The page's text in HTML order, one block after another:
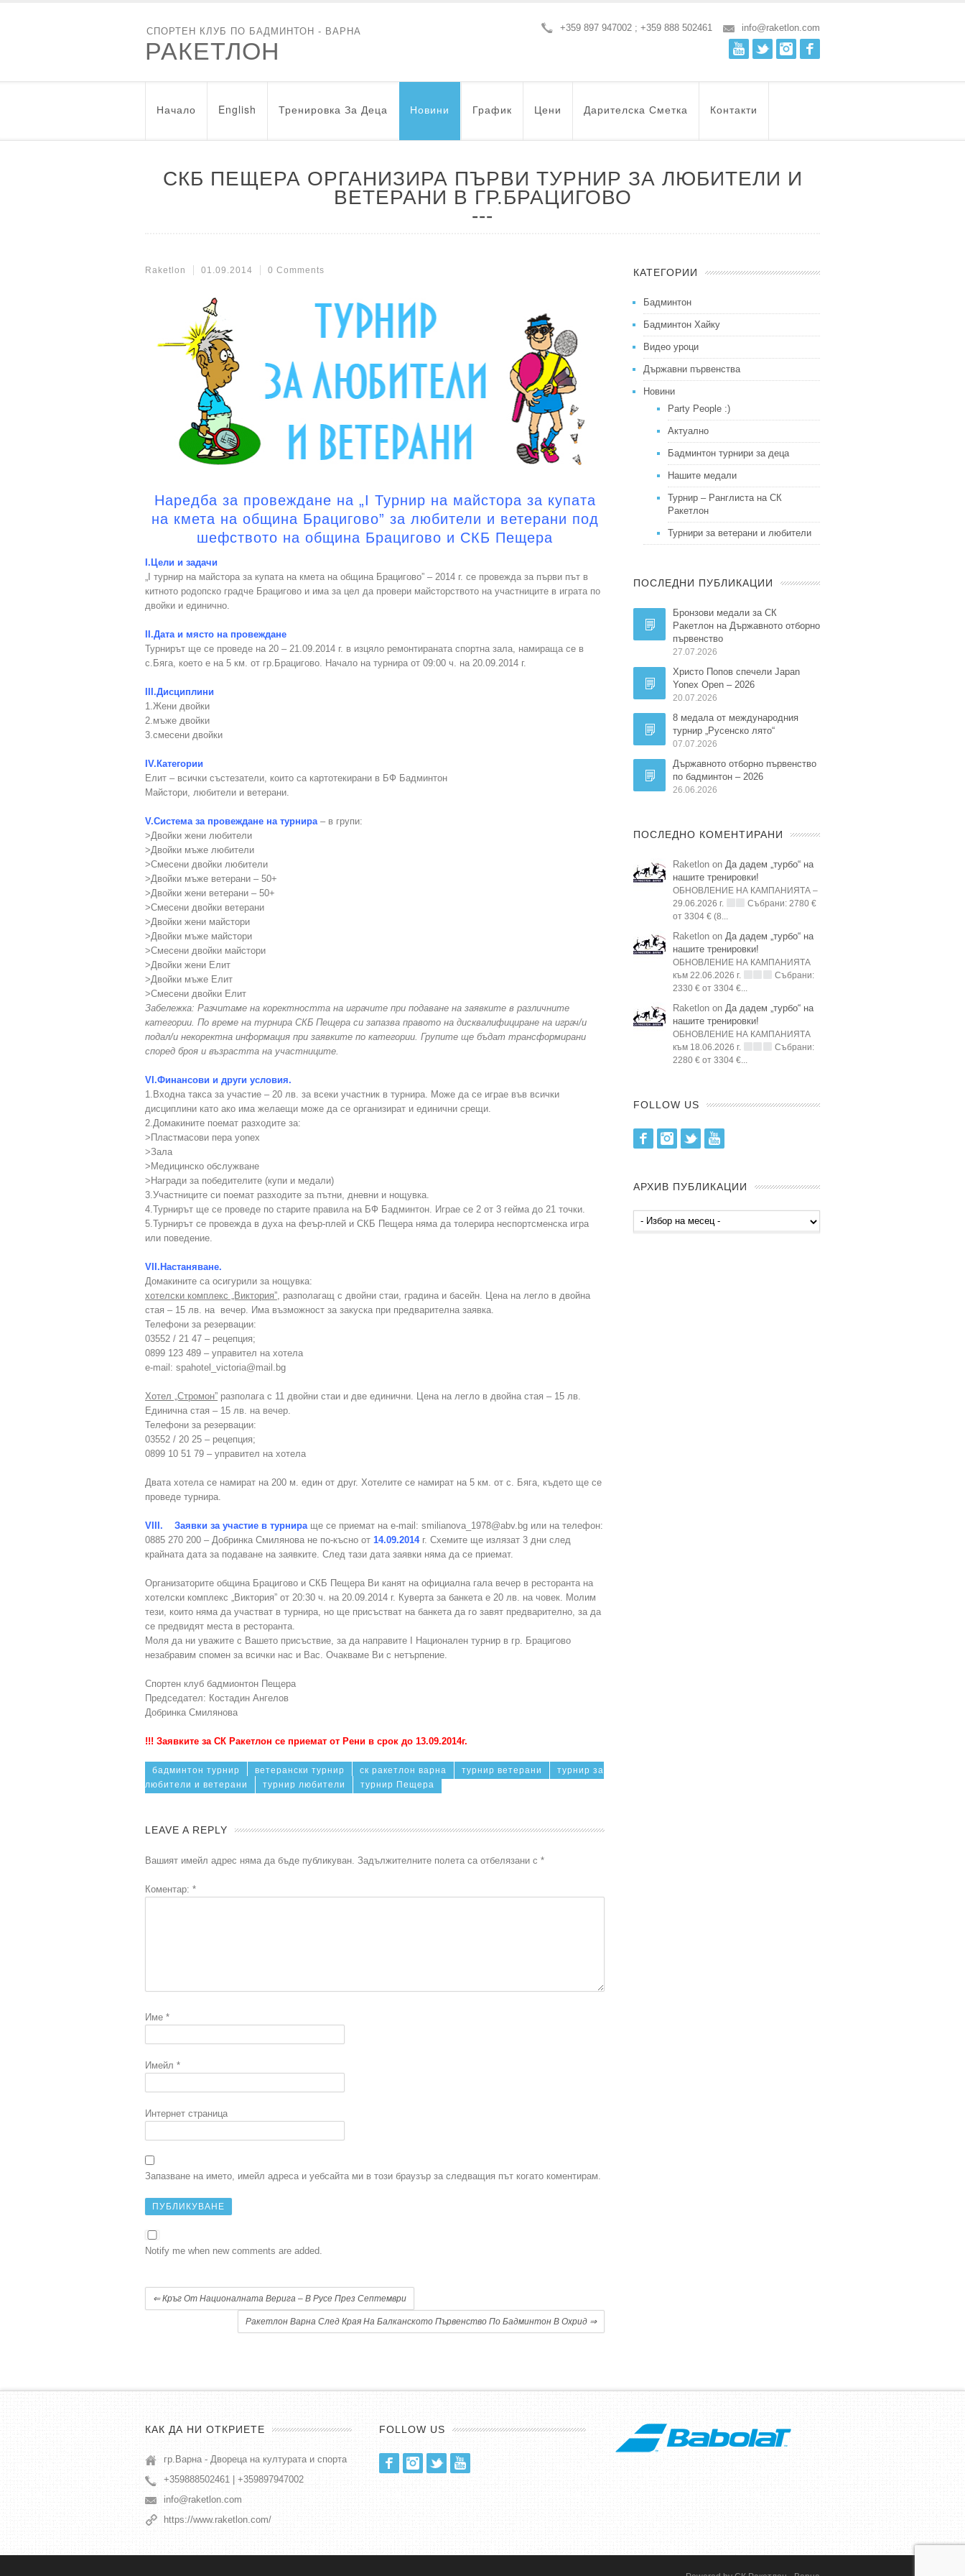
СПОРТЕН КЛУБ ПО БАДМИНТОН - ВАРНА
РАКЕТЛОН
+359 897 947002 ; +359 888 502461
info@raketlon.com
Instagram
Twitter
Youtube
Начало English Тренировка За Деца Новини График Цени Дарителска Сметка Контакти
СКБ ПЕЩЕРА ОРГАНИЗИРА ПЪРВИ ТУРНИР ЗА ЛЮБИТЕЛИ И
ВЕТЕРАНИ В ГР.БРАЦИГОВО
Raketlon 01.09.2014 0 Comments
Наредба за провеждане на „I Турнир на майстора за купата
на кмета на община Брацигово” за любители и ветерани под
шефството на община Брацигово и СКБ Пещера
I.Цели и задачи
„I турнир на майстора за купата на кмета на община Брацигово” – 2014 г. се провежда за първи път в
китното родопско градче Брацигово и има за цел да провери майсторството на участниците в играта по
двойки и единично.
II.Дата и място на провеждане
Турнирът ще се проведе на 20 – 21.09.2014 г. в изцяло ремонтираната спортна зала, намираща се в
с.Бяга, което е на 5 км. от гр.Брацигово. Начало на турнира от 09:00 ч. на 20.09.2014 г.
III.Дисциплини
1.Жени двойки
2.мъже двойки
3.смесени двойки
IV.Категории
Елит – всички състезатели, които са картотекирани в БФ Бадминтон
Майстори, любители и ветерани.
V.Система за провеждане на турнира – в групи:
>Двойки жени любители
>Двойки мъже любители
>Смесени двойки любители
>Двойки мъже ветерани – 50+
>Двойки жени ветерани – 50+
>Смесени двойки ветерани
>Двойки жени майстори
>Двойки мъже майстори
>Смесени двойки майстори
>Двойки жени Елит
>Двойки мъже Елит
>Смесени двойки Елит
Забележка: Разчитаме на коректността на играчите при подаване на заявките в различните
категории. По време на турнира СКБ Пещера си запазва правото на дисквалифициране на играч/и
подал/и некоректна информация при заявките по категории. Групите ще бъдат трансформирани
според броя и възрастта на участниците.
VI.Финансови и други условия.
1.Входна такса за участие – 20 лв. за всеки участник в турнира. Може да се играе във всички
дисциплини като ако има желаещи може да се организират и единични срещи.
2.Домакините поемат разходите за:
>Пластмасови пера yonex
>Зала
>Медицинско обслужване
>Награди за победителите (купи и медали)
3.Участниците си поемат разходите за пътни, дневни и нощувка.
4.Турнирът ще се проведе по старите правила на БФ Бадминтон. Играе се 2 от 3 гейма до 21 точки.
5.Турнирът се провежда в духа на феър-плей и СКБ Пещера няма да толерира неспортсменска игра
или поведение.
VII.Настаняване.
Домакините са осигурили за нощувка:
хотелски комплекс „Виктория” , разполагащ с двойни стаи, градина и басейн. Цена на легло в двойна
стая – 15 лв. на вечер. Има възможност за закуска при предварителна заявка.
Телефони за резервации:
03552 / 21 47 – рецепция;
0899 123 489 – управител на хотела
e-mail: spahotel_victoria@mail.bg
Хотел „Стромон” разполага с 11 двойни стаи и две единични. Цена на легло в двойна стая – 15 лв.
Единична стая – 15 лв. на вечер.
Телефони за резервации:
03552 / 20 25 – рецепция;
0899 10 51 79 – управител на хотела
Двата хотела се намират на 200 м. един от друг. Хотелите се намират на 5 км. от с. Бяга, където ще се
проведе турнира.
VIII. Заявки за участие в турнира ще се приемат на e-mail: smilianova_1978@abv.bg или на телефон:
0885 270 200 – Добринка Смилянова не по-късно от 14.09.2014 г. Схемите ще излязат 3 дни след
крайната дата за подаване на заявките. След тази дата заявки няма да се приемат.
Организаторите община Брацигово и СКБ Пещера Ви канят на официална гала вечер в ресторанта на
хотелски комплекс „Виктория” от 20:30 ч. на 20.09.2014 г. Куверта за банкета е 20 лв. на човек. Молим
тези, които няма да участват в турнира, но ще присъстват на банкета да го завят предварително, за да
се предвидят места в ресторанта.
Моля да ни уважите с Вашето присъствие, за да направите I Национален турнир в гр. Брацигово
незабравим спомен за всички нас и Вас. Очакваме Ви с нетърпение.
Спортен клуб бадмионтон Пещера
Председател: Костадин Ангелов
Добринка Смилянова
!!! Заявките за СК Ракетлон се приемат от Рени в срок до 13.09.2014г.
бадминтон турнир ветерански турнир ск ракетлон варна турнир ветерани
турнир за
любители и ветерани
турнир любители турнир Пещера
LEAVE A REPLY
Вашият имейл адрес няма да бъде публикуван. Задължителните полета са отбелязани с *
Коментар: *
Име *
Имейл *
Интернет страница
Запазване на името, имейл адреса и уебсайта ми в този браузър за следващия път когато коментирам.
Notify me when new comments are added.
⇐Кръг От Националната Верига – В Русе През Септември
Ракетлон Варна След Края На Балканското Първенство По Бадминтон В Охрид ⇒
КАТЕГОРИИ
Бадминтон
Бадминтон Хайку
Видео уроци
Държавни първенства
Новини
Party People :)
Актуално
Бадминтон турнири за деца
Нашите медали
Турнир – Ранглиста на СК
Ракетлон
Турнири за ветерани и любители
ПОСЛЕДНИ ПУБЛИКАЦИИ
Бронзови медали за СК
Ракетлон на Държавното отборно
първенство
27.07.2026
Христо Попов спечели Japan
Yonex Open – 2026
20.07.2026
8 медала от международния
турнир „Русенско лято“
07.07.2026
Държавното отборно първенство
по бадминтон – 2026
26.06.2026
ПОСЛЕДНО КОМЕНТИРАНИ
Raketlon on Да дадем „турбо“ на
нашите тренировки!
ОБНОВЛЕНИЕ НА КАМПАНИЯТА –
29.06.2026 г.
Събрани: 2780 €
от 3304 € (8...
Raketlon on Да дадем „турбо“ на
нашите тренировки!
ОБНОВЛЕНИЕ НА КАМПАНИЯТА
към 22.06.2026 г.
Събрани:
2330 € от 3304 €...
Raketlon on Да дадем „турбо“ на
нашите тренировки!
ОБНОВЛЕНИЕ НА КАМПАНИЯТА
към 18.06.2026 г.
Събрани:
2280 € от 3304 €...
FOLLOW US
FacebookInstagram
Twitter
АРХИВ ПУБЛИКАЦИИ
Архив
публикации
КАК ДА НИ ОТКРИЕТЕ
гр.Варна - Двореца на културата и спорта
+359888502461 | +359897947002
info@raketlon.com
https://www.raketlon.com/
FOLLOW US
FacebookInstagram
Twitter